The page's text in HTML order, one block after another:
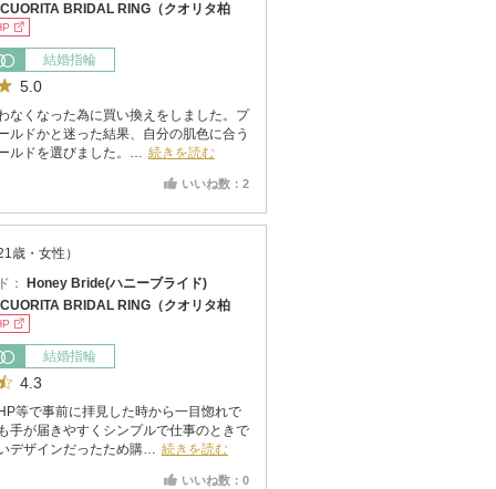
CUORITA BRIDAL RING（クオリタ柏
結婚指輪
5.0
なくなった為に買い換えをしました。プ
ルドかと迷った結果、自分の肌色に合う
ルドを選びました。… 続きを読む
いいね数：2
歳・女性）
：
Honey Bride(ハニーブライド)
CUORITA BRIDAL RING（クオリタ柏
結婚指輪
4.3
等で事前に拝見した時から一目惚れで
手が届きやすくシンプルで仕事のときで
デザインだったため購… 続きを読む
いいね数：0